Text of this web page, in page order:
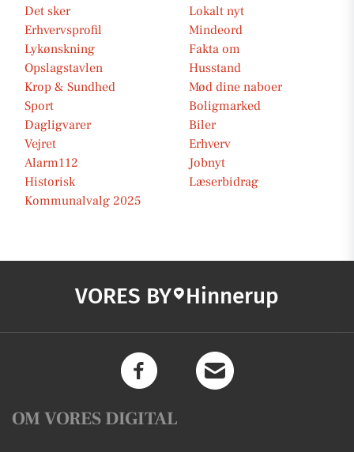
Det sker
Lokalt nyt
Erhvervsprofil
Mindeord
Lykønskning
Fakta om
Opslagstavlen
Husstand
Krop & Sundhed
Mød dine naboer
Sport
Boligmarked
Dagligvarer
Biler
Vejret
Erhverv
Alarm112
Jobnyt
Historisk
Læserbidrag
Kommunalvalg 2025
VORES BY Hinnerup
OM VORES DIGITAL